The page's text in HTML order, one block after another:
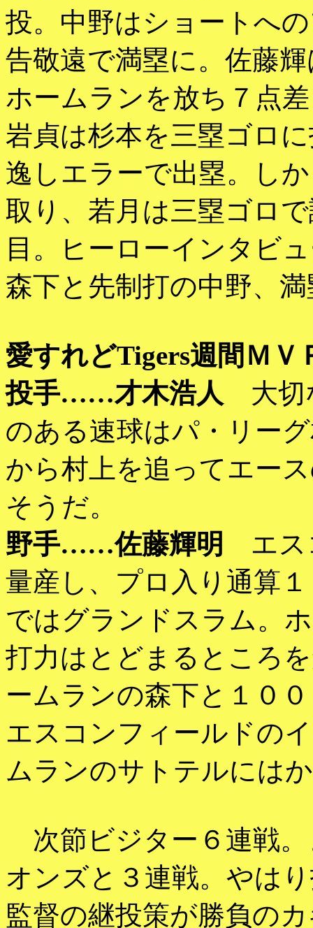
投。中野はショートへ
告敬遠で満塁に。佐藤
ホームランを放ち７点
岩貞は杉本を三塁ゴロ
逸しエラーで出塁。し
取り、若月は三塁ゴロ
目。ヒーローインタビ
森下と先制打の中野、
愛すれどTigers週間ＭＶ
投手……才木浩人 大切
のある速球はパ・リー
から村上を追ってエー
そうだ。
野手……佐藤輝明
エス
量産し、プロ入り通算
ではグランドスラム。
打力はとどまるところ
ームランの森下と１０
エスコンフィールドの
ムランのサトテルには
次節ビジター６連戦
オンズと３連戦。やは
監督の継投策が勝負の